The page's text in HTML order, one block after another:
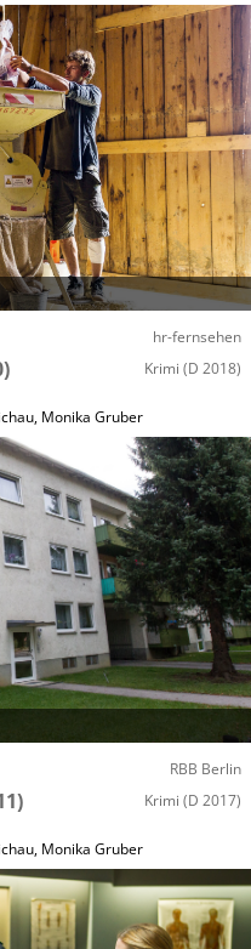
hr-fernsehen
Krimi (D 2018)
, Monika Gruber
RBB Berlin
Krimi (D 2017)
, Monika Gruber